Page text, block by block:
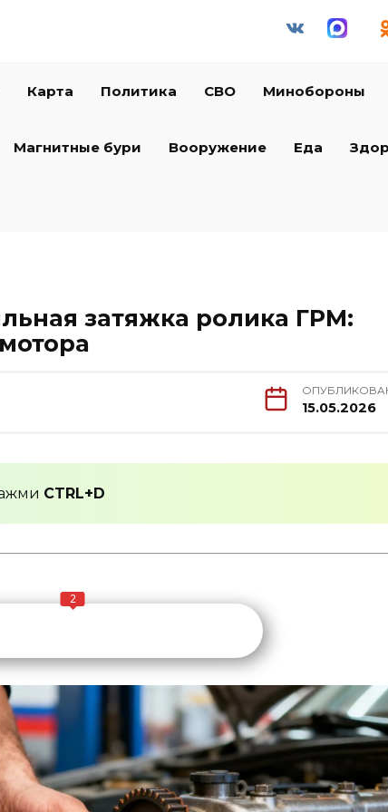
Карта Политика СВО Минобороны
Магнитные бури Вооружение Еда
затяжка ролика ГРМ:
15.05.2026
CTRL+D
2